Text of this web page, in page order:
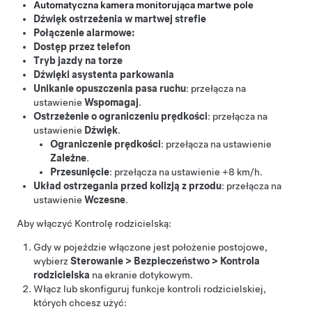
Automatyczna kamera monitorująca martwe pole
Dźwięk ostrzeżenia w martwej strefie
Połączenie alarmowe:
Dostęp przez telefon
Tryb jazdy na torze
Dźwięki asystenta parkowania
Unikanie opuszczenia pasa ruchu: przełącza na
ustawienie Wspomagaj.
Ostrzeżenie o ograniczeniu prędkości: przełącza na
ustawienie Dźwięk.
Ograniczenie prędkości: przełącza na ustawienie
Zależne.
Przesunięcie: przełącza na ustawienie +8 km/h.
Układ ostrzegania przed kolizją z przodu: przełącza na
ustawienie Wczesne.
Aby włączyć Kontrolę rodzicielską:
Gdy w pojeździe włączone jest położenie postojowe,
wybierz Sterowanie > Bezpieczeństwo > Kontrola
rodzicielska na ekranie dotykowym.
Włącz lub skonfiguruj funkcje kontroli rodzicielskiej,
których chcesz użyć: